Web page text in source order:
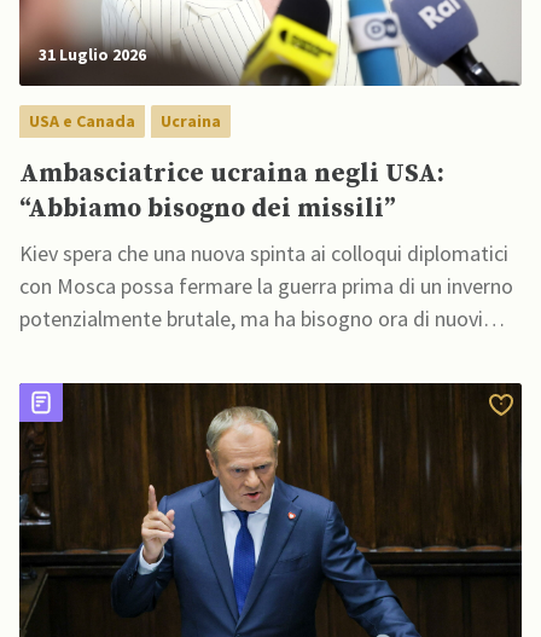
31 Luglio 2026
USA e Canada Ucraina
Ambasciatrice ucraina negli USA:
“Abbiamo bisogno dei missili”
Kiev spera che una nuova spinta ai colloqui diplomatici
con Mosca possa fermare la guerra prima di un inverno
potenzialmente brutale, ma ha bisogno ora di nuovi
ucraina negli USA